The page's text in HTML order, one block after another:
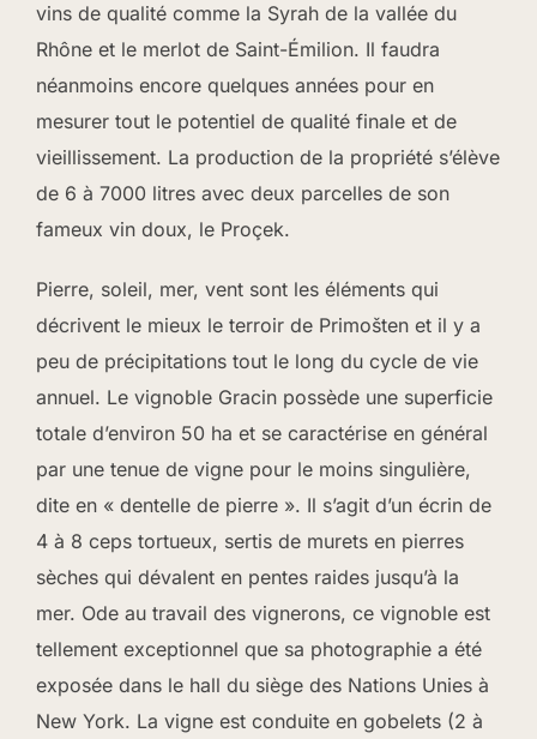
vins de qualité comme la Syrah de la vallée du
Rhône et le merlot de Saint-Émilion. Il faudra
néanmoins encore quelques années pour en
mesurer tout le potentiel de qualité finale et de
vieillissement. La production de la propriété s’élève
de 6 à 7000 litres avec deux parcelles de son
fameux vin doux, le Proçek.
Pierre, soleil, mer, vent sont les éléments qui
décrivent le mieux le terroir de Primošten et il y a
peu de précipitations tout le long du cycle de vie
annuel. Le vignoble Gracin possède une superficie
totale d’environ 50 ha et se caractérise en général
par une tenue de vigne pour le moins singulière,
dite en « dentelle de pierre ». Il s’agit d’un écrin de
4 à 8 ceps tortueux, sertis de murets en pierres
sèches qui dévalent en pentes raides jusqu’à la
mer. Ode au travail des vignerons, ce vignoble est
tellement exceptionnel que sa photographie a été
exposée dans le hall du siège des Nations Unies à
New York. La vigne est conduite en gobelets (2 à